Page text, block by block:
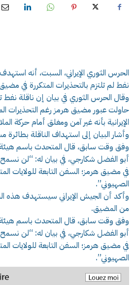
الحرس الثوري الإيراني، السبت، أنه
نفط لم تلتزم بالتحذيرات المتكررة في
وقال الحرس الثوري في بيان إن ناقلة
حاولت عبور مضيق هرمز رغم التحذيرات
الإيرانية بأنه غير آمن ومغلق أمام حركة
وأشار البيان إلى استهداف الناقلة بطائرة
وفق وقت سابق، قال المتحدث باسم هيئة
أبو الفضل شكارجي، في بيان له: “لن
في مضيق هرمز؛ السفن التابعة للولايات
الصهيوني”.
وأكد أن الجيش الإيراني سيستهدف هذه
من المضيق.
وفق وقت سابق، قال المتحدث باسم هيئة
أبو الفضل شكارجي، في بيان له: “لن
في مضيق هرمز؛ السفن التابعة للولايات
الصهيوني”.